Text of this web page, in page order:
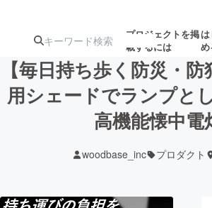
プロジェクトを掲
載するには
め
注目のリ 注目の新着プロ募集終了
【毎日持ち歩く防災・
用シェードでランプと
高機能懐中電
woodbase_inc プロダクト